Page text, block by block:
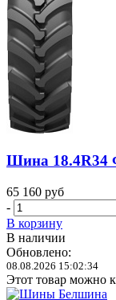
Шина 18.4R34
65 160 руб
-
В корзину
В наличии
Обновлено:
08.08.2026 15:02:34
Этот товар можно